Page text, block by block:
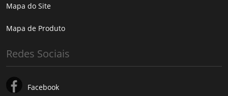
Mapa do Site
Mapa de Produto
Redes Sociais
Facebook